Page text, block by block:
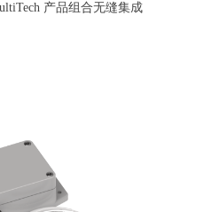
产品组合无缝集成